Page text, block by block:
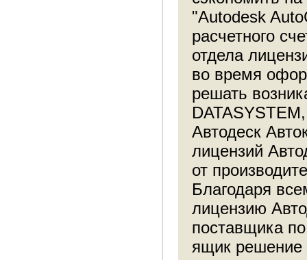
"Autodesk
расчетного
отдела
во время
решать
Автодеск
лицензий
от
Благодаря
лицензию
поставщика
ящик решение